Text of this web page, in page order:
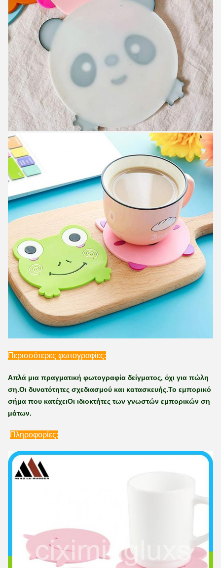
Περισσότερες φωτογραφίες:
Απλά μια πραγματική φωτογραφία δείγματος, όχι για πώλη
ση.Οι δυνατότητες σχεδιασμού και κατασκευής.Το εμπορικό
σήμα που κατέχειΟι ιδιοκτήτες των γνωστών εμπορικών ση
μάτων.
Πληροφορίες: